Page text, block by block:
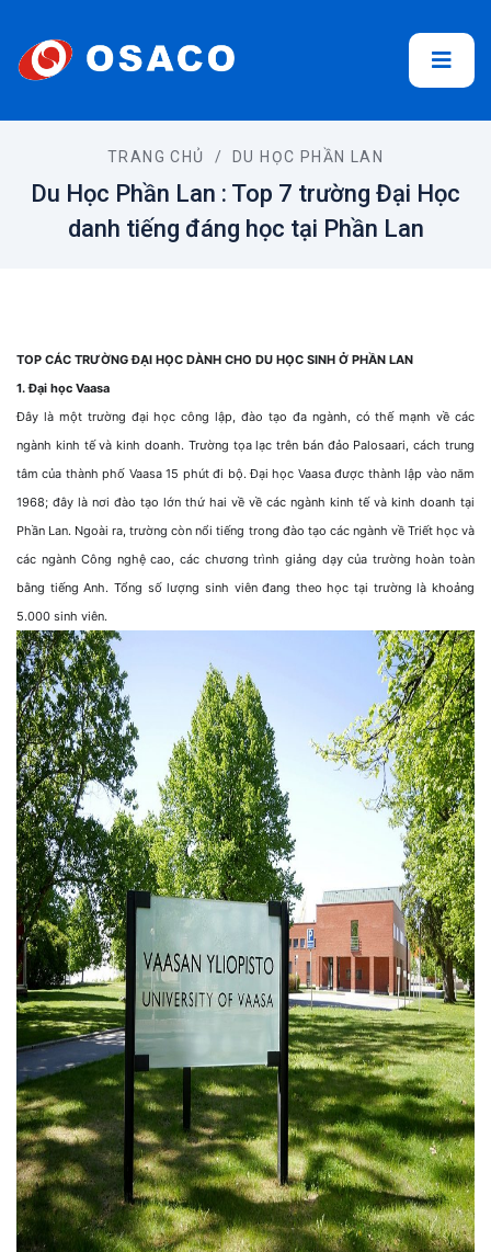
TRANG CHỦ / DU HỌC PHẦN LAN
Du Học Phần Lan : Top 7 trường Đại Học
danh tiếng đáng học tại Phần Lan
TOP CÁC TRƯỜNG ĐẠI HỌC DÀNH CHO DU HỌC SINH Ở PHẦN LAN
1. Đại học Vaasa
Đây là một trường đại học công lập, đào tạo đa ngành, có thế mạnh về các
ngành kinh tế và kinh doanh. Trường tọa lạc trên bán đảo Palosaari, cách trung
tâm của thành phố Vaasa 15 phút đi bộ. Đại học Vaasa được thành lập vào năm
1968; đây là nơi đào tạo lớn thứ hai về về các ngành kinh tế và kinh doanh tại
Phần Lan. Ngoài ra, trường còn nổi tiếng trong đào tạo các ngành về Triết học và
các ngành Công nghệ cao, các chương trình giảng dạy của trường hoàn toàn
bằng tiếng Anh. Tổng số lượng sinh viên đang theo học tại trường là khoảng
5.000 sinh viên.